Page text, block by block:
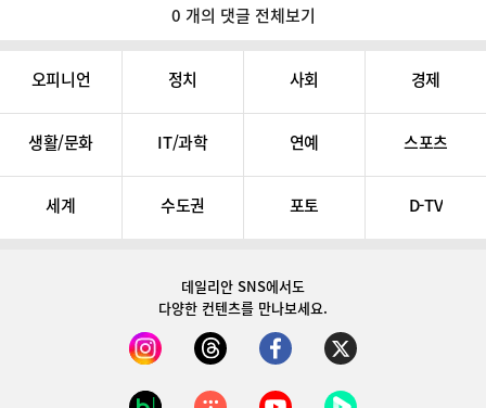
0 개의 댓글 전체보기
오피니언 정치 사회 경제
생활/문화 IT/과학 연예 스포츠
세계 수도권 포토 D-TV
데일리안 SNS에서도
다양한 컨텐츠를 만나보세요.